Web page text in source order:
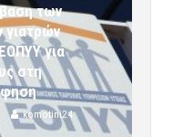
των
γιατρών
για
στη
komotini24